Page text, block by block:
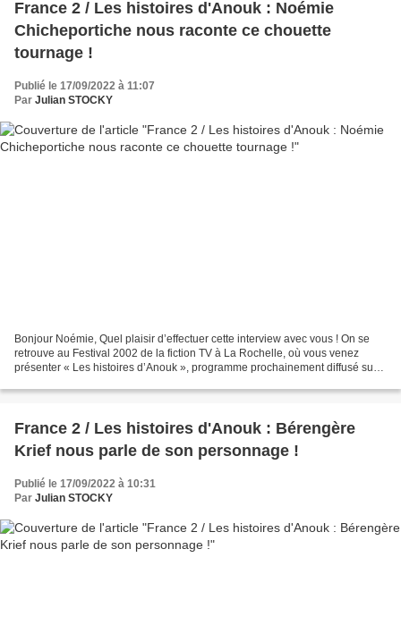
France 2 / Les histoires d'Anouk : Noémie
Chicheportiche nous raconte ce chouette
tournage !
Publié le 17/09/2022 à 11:07
Par Julian STOCKY
Bonjour Noémie, Quel plaisir d’effectuer cette interview avec vous ! On se
retrouve au Festival 2002 de la fiction TV à La Rochelle, où vous venez
présenter « Les histoires d’Anouk », programme prochainement diffusé sur
France 2 / Les histoires d'Anouk : Bérengère
Krief nous parle de son personnage !
Publié le 17/09/2022 à 10:31
Par Julian STOCKY